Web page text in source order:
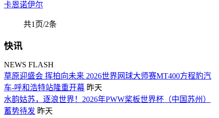
卡恩诺伊尔
共1页/2条
快讯
NEWS FLASH
草原迎盛会 挥拍向未来 2026世界网球大师赛MT400方程豹汽
车-呼和浩特站隆重开幕 昨天
水韵姑苏，逐浪世界！2026年PWW桨板世界杯（中国苏州）
蓄势待发 昨天